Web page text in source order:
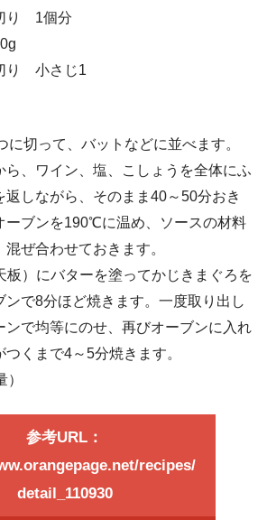
り 1個分
り 小さじ1
に切って、バットなどに並べます。
ら、ワイン、塩、こしょうを全体にふ
返しながら、そのまま40～50分おき
ーブンを190℃に温め、ソースの材料
ぜ合わせておきます。
板）にバターを塗ってかじきまぐろを
ンで8分ほど焼きます。一度取り出し
ンで均等にのせ、再びオーブンに入れ
くまで4～5分焼きます。
参考URL：
recipes/
detail_110930